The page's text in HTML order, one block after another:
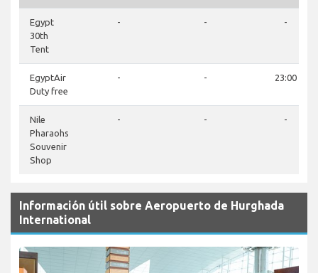
Egypt
30th
Tent
- - -
EgyptAir
Duty free
- - 23:00
Nile
Pharaohs
Souvenir
Shop
- - -
Información útil sobre Aeropuerto de Hurghada
International